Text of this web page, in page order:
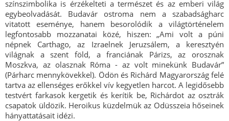
színszimbolika is érzékelteti a természet és az emberi világ
egybeolvadását. Budavár ostroma nem a szabadságharc
vitatott eseménye, hanem besorolódik a világtörténelem
legfontosabb mozzanatai közé, hiszen: „Ami volt a púni
népnek Carthago, az Izraelnek Jeruzsálem, a keresztyén
világnak a szent föld, a franciának Párizs, az orosznak
Moszkva, az olasznak Róma - az volt minekünk Budavár”
(Párharc mennykövekkel). Ödön és Richárd Magyarország felé
tartva az ellenséges erőkkel vív kegyetlen harcot. A legidősebb
testvért farkasok kergetik és kerítik be, Richárdot az osztrák
csapatok üldözik. Heroikus küzdelmük az Odüsszeia hőseinek
hányattatásait idézi.